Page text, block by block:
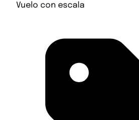
Vuelo con escala